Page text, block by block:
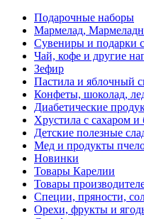
Подарочные наборы
Мармелад,
Сувениры и подарки
Чай, кофе и другие
Зефир
Пастила и яблочный
Конфеты, шоколад,
Диабетические
Хрустила с сахаром и
Детские полезные
Мед и продукты
Новинки
Товары Карелии
Товары
Специи, пряности,
Орехи, фрукты и